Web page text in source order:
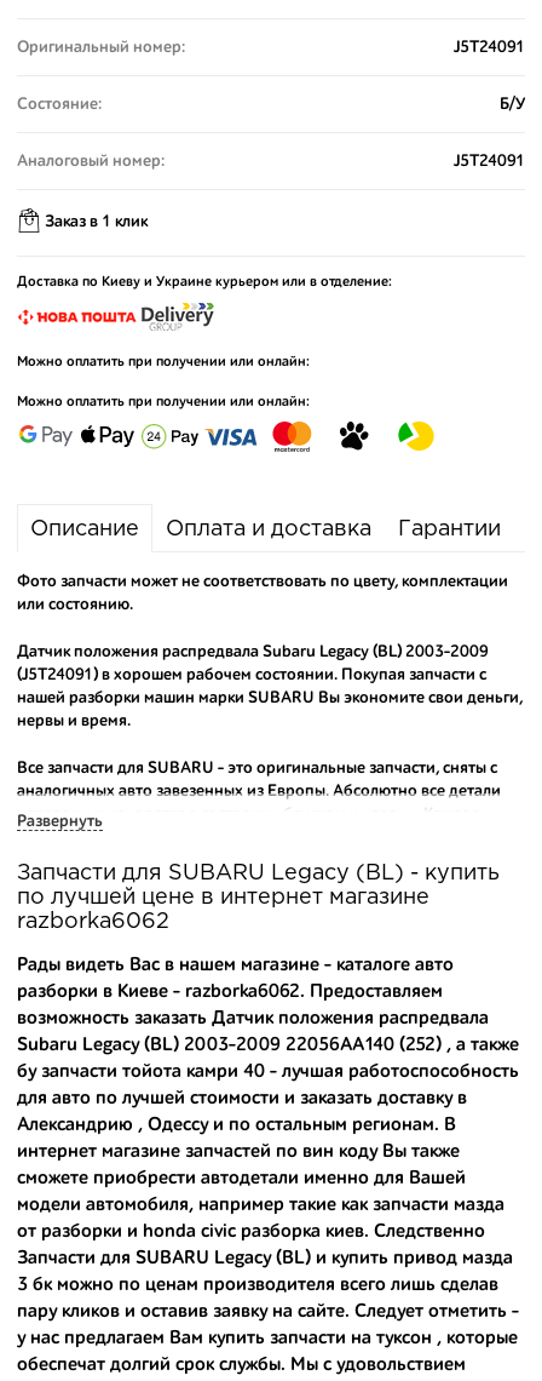
Оригинальный номер: J5T24091
Состояние: Б/У
Аналоговый номер: J5T24091
Заказ в 1 клик
Доставка по Киеву и Украине курьером или в отделение:
Можно оплатить при получении или онлайн:
Можно оплатить при получении или онлайн:
Описание Оплата и доставка Гарантии
Фото запчасти может не соответствовать по цвету, комплектации
или состоянию.
Датчик положения распредвала Subaru Legacy (BL) 2003-2009
(J5T24091) в хорошем рабочем состоянии. Покупая запчасти с
нашей разборки машин марки SUBARU Вы экономите свои деньги,
нервы и время.
Все запчасти для SUBARU - это оригинальные запчасти, сняты с
аналогичных авто завезенных из Европы. Абсолютно все детали
исправны и находятся в состоянии близком к новому. Каждая
производителя.
Вашему вниманию предлагаем широкий ассортимент
автозапчастей дляSUBARU Legacy (BL) 2003-2009
популярных марок. Мы продаем оригинальные и
высококачественные запчасти, отказываясь от контрафактных
аналогов.
Многие наши оптовые клиенты рекомендуют именно нашу
разборку как надежного и проверенного продавца. Если вам
требуется приобрести оптовую партию деталей для японских
автомобилей, то консультанты нашего интернет-магазина
подберут вам товар и укомплектуют партию. Также мы поможем с
правильным выбором по каталогу автозапчастей.
Купить комплектующие для авто с разборки – хорошее решение.
Ведь наши запчасти:
- доступные по цене;
- сняты только с автомобилей, которые ездили по превосходным
европейским и японским дорогам;
Развернуть
Запчасти для SUBARU Legacy (BL) - купить
по лучшей цене в интернет магазине
razborka6062
Рады видеть Вас в нашем магазине - каталоге авто
разборки в Киеве - razborka6062. Предоставляем
возможность заказать Датчик положения распредвала
Subaru Legacy (BL) 2003-2009 22056AA140 (252) , а также
бу запчасти тойота камри 40 - лучшая работоспособность
для авто по лучшей стоимости и заказать доставку в
Александрию , Одессу и по остальным регионам. В
интернет магазине запчастей по вин коду Вы также
сможете приобрести автодетали именно для Вашей
модели автомобиля, например такие какзапчасти мазда
от разборки и honda civic разборка киев. Следственно
Запчасти для SUBARU Legacy (BL) и купить привод мазда
3 бкможно по ценам производителя всего лишь сделав
пару кликов и оставив заявку на сайте. Следует отметить -
у нас предлагаем Вам купить запчасти на туксон , которые
обеспечат долгий срок службы. Мы с удовольствием